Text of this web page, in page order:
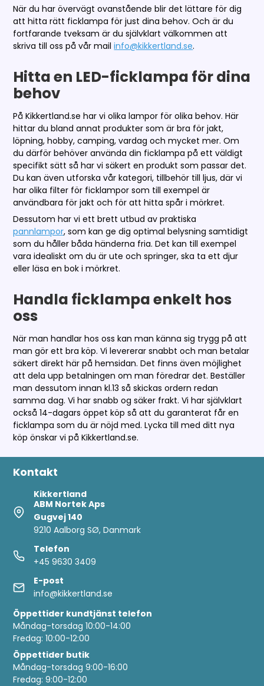
När du har övervägt ovanstående blir det lättare för dig
att hitta rätt ficklampa för just dina behov. Och är du
fortfarande tveksam är du självklart välkommen att
skriva till oss på vår mailinfo@kikkertland.se.
Hitta en LED-ficklampa för dina
behov
På Kikkertland.se har vi olika lampor för olika behov. Här
hittar du bland annat produkter som är bra för jakt,
löpning, hobby, camping, vardag och mycket mer. Om
du därför behöver använda din ficklampa på ett väldigt
specifikt sätt så har vi säkert en produkt som passar det.
Du kan även utforska vår kategori, tillbehör till ljus, där vi
har olika filter för ficklampor som till exempel är
användbara för jakt och för att hitta spår i mörkret.
Dessutom har vi ett brett utbud av praktiska
pannlampor, som kan ge dig optimal belysning samtidigt
som du håller båda händerna fria. Det kan till exempel
vara idealiskt om du är ute och springer, ska ta ett djur
eller läsa en bok i mörkret.
Handla ficklampa enkelt hos
oss
När man handlar hos oss kan man känna sig trygg på att
man gör ett bra köp. Vi levererar snabbt och man betalar
säkert direkt här på hemsidan. Det finns även möjlighet
att dela upp betalningen om man föredrar det. Beställer
man dessutom innan kl.13 så skickas ordern redan
samma dag. Vi har snabb og säker frakt. Vi har självklart
också 14-dagars öppet köp så att du garanterat får en
ficklampa som du är nöjd med. Lycka till med ditt nya
köp önskar vi på Kikkertland.se.
Kontakt
Kikkertland
ABM Nortek Aps
Gugvej 140
9210 Aalborg SØ, Danmark
Telefon
+45 9630 3409
E-post
info@kikkertland.se
Öppettider kundtjänst telefon
Måndag-torsdag 10:00-14:00
Fredag: 10:00-12:00
Öppettider butik
Måndag-torsdag 9:00-16:00
Fredag: 9:00-12:00